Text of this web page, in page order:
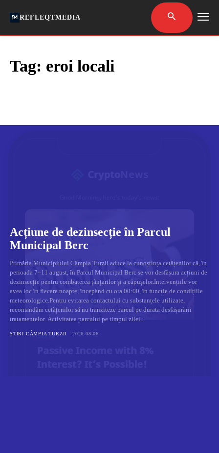
REFLEQTMEDIA
Tag: eroi locali
Acțiune de dezinsecție în Parcul
Municipal Berc
Primăria Municipiului Câmpia Turzii aduce la cunoștința cetățenilor că, în
perioada 7–11 august, în Parcul Municipal Berc se vor desfășura acțiuni de
dezinsecție pentru combaterea țânțarilor și a căpușelor.Intervențiile vor
avea loc în fiecare noapte, începând cu ora 00:00, în funcție de condițiile
meteorologice.Pentru evitarea contactului cu substanțele utilizate,
recomandăm cetățenilor să nu tranziteze parcul pe durata desfășurării
tratamentelor. Activitatea parcului pe timpul zilei...
ȘTIRI CÂMPIA TURZII 2026-08-06